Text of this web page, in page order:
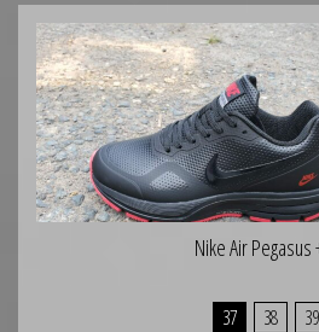
Nike Air Pegasus
37 38 39